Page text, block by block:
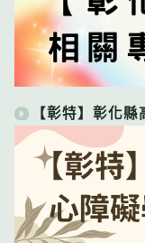
【彰特】彰化